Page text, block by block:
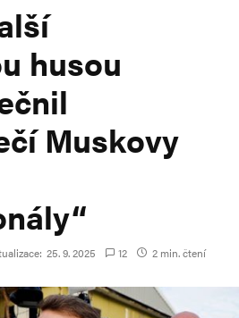
husou
Muskovy
25. 9. 2025 12 2 min. čtení